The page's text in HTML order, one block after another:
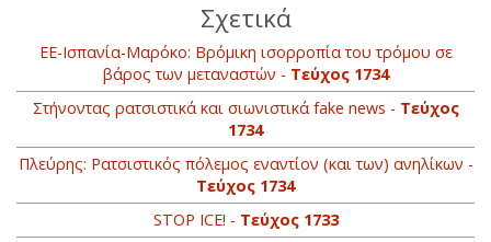
Σχετικά
ΕΕ-Ισπανία-Μαρόκο: Βρόμικη ισορροπία του τρόμου σε
βάρος των μεταναστών - Τεύχος 1734
Στήνοντας ρατσιστικά και σιωνιστικά fake news - Τεύχος
1734
Πλεύρης: Ρατσιστικός πόλεμος εναντίον (και των) ανηλίκων -
Τεύχος 1734
STOP ICE! - Τεύχος 1733